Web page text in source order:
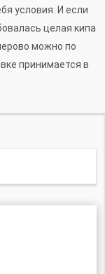
условия. И если
целая кипа
можно по
принимается в